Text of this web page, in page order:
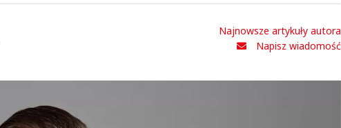
Najnowsze artykuły autora
Napisz wiadomość